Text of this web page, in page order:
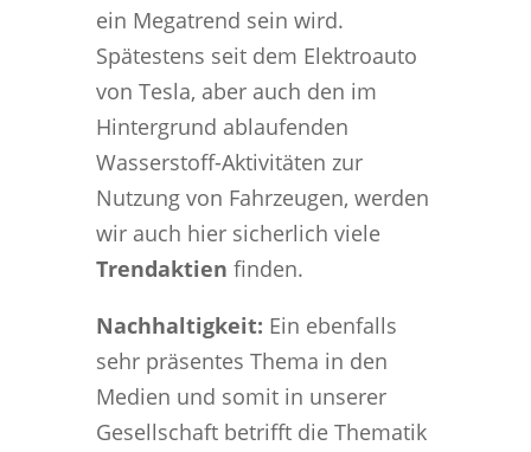
ein Megatrend sein wird.
Spätestens seit dem Elektroauto
von Tesla, aber auch den im
Hintergrund ablaufenden
Wasserstoff-Aktivitäten zur
Nutzung von Fahrzeugen, werden
wir auch hier sicherlich viele
Trendaktien finden.
Nachhaltigkeit: Ein ebenfalls
sehr präsentes Thema in den
Medien und somit in unserer
Gesellschaft betrifft die Thematik